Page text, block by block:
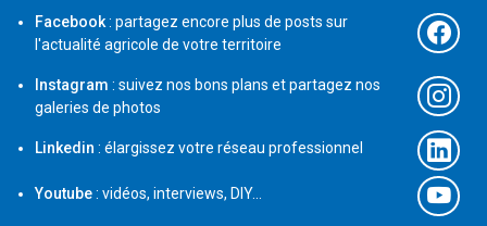
Facebook: partagez encore plus de posts sur
l'actualité agricole de votre territoire
Instagram : suivez nos bons plans et partagez nos
galeries de photos
Linkedin : élargissez votre réseau professionnel
Youtube: vidéos, interviews, DIY...